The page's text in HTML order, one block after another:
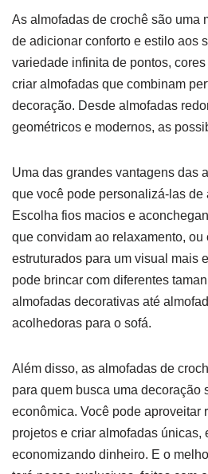
As almofadas de crochê são uma
de adicionar conforto e estilo aos
variedade infinita de pontos,
criar almofadas que combinam
decoração. Desde almofadas
geométricos e modernos, as
Uma das grandes vantagens das
que você pode personalizá-las de
Escolha fios macios e
que convidam ao relaxamento, ou
estruturados para um visual mais
pode brincar com diferentes
almofadas decorativas até
acolhedoras para o sofá.
Além disso, as almofadas de
para quem busca uma decoração
econômica. Você pode aproveitar
projetos e criar almofadas únicas,
economizando dinheiro. E o